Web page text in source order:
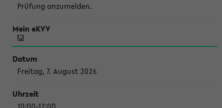
Prüfung anzumelden.
Freitag, 7. August 2026